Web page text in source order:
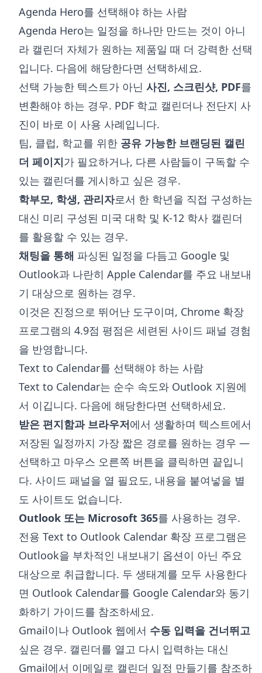
Agenda Hero를 선택해야 하는 사람
Agenda Hero는 일정을 하나만 만드는 것이 아니
라 캘린더 자체가 원하는 제품일 때 더 강력한 선택
입니다. 다음에 해당한다면 선택하세요.
선택 가능한 텍스트가 아닌 사진, 스크린샷, PDF를
변환해야 하는 경우. PDF 학교 캘린더나 전단지 사
진이 바로 이 사용 사례입니다.
팀, 클럽, 학교를 위한 공유 가능한 브랜딩된 캘린
더 페이지가 필요하거나, 다른 사람들이 구독할 수
있는 캘린더를 게시하고 싶은 경우.
학부모, 학생, 관리자로서 한 학년을 직접 구성하는
대신 미리 구성된 미국 대학 및 K-12 학사 캘린더
를 활용할 수 있는 경우.
채팅을 통해 파싱된 일정을 다듬고 Google 및
Outlook과 나란히 Apple Calendar를 주요 내보내
기 대상으로 원하는 경우.
이것은 진정으로 뛰어난 도구이며, Chrome 확장
프로그램의 4.9점 평점은 세련된 사이드 패널 경험
을 반영합니다.
Text to Calendar를 선택해야 하는 사람
Text to Calendar는 순수 속도와 Outlook 지원에
서 이깁니다. 다음에 해당한다면 선택하세요.
받은 편지함과 브라우저에서 생활하며 텍스트에서
저장된 일정까지 가장 짧은 경로를 원하는 경우 —
선택하고 마우스 오른쪽 버튼을 클릭하면 끝입니
다. 사이드 패널을 열 필요도, 내용을 붙여넣을 별
도 사이트도 없습니다.
Outlook 또는 Microsoft 365를 사용하는 경우.
전용 Text to Outlook Calendar 확장 프로그램은
Outlook을 부차적인 내보내기 옵션이 아닌 주요
대상으로 취급합니다. 두 생태계를 모두 사용한다
면 Outlook Calendar를 Google Calendar와 동기
화하기 가이드를 참조하세요.
Gmail이나 Outlook 웹에서 수동 입력을 건너뛰고
싶은 경우. 캘린더를 열고 다시 입력하는 대신
Gmail에서 이메일로 캘린더 일정 만들기를 참조하